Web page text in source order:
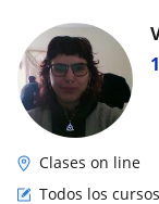
Clases on line
Todos los cursos